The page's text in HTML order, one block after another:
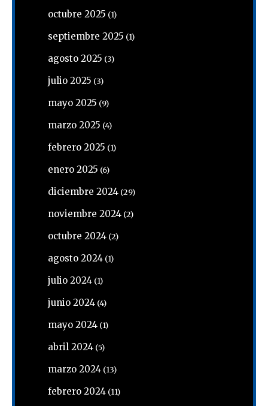
octubre 2025 (1)
septiembre 2025 (1)
agosto 2025 (3)
julio 2025 (3)
mayo 2025 (9)
marzo 2025 (4)
febrero 2025 (1)
enero 2025 (6)
diciembre 2024 (29)
noviembre 2024 (2)
octubre 2024 (2)
agosto 2024 (1)
julio 2024 (1)
junio 2024 (4)
mayo 2024 (1)
abril 2024 (5)
marzo 2024 (13)
febrero 2024 (11)